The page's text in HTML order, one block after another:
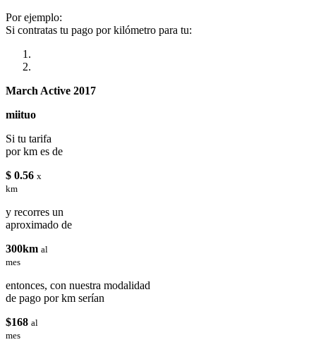
Por ejemplo:
Si contratas tu pago por kilómetro para tu:
March Active 2017
miituo
Si tu tarifa
por km es de
$ 0.56 x
km
y recorres un
aproximado de
300km al
mes
entonces, con nuestra modalidad
de pago por km serían
$168 al
mes